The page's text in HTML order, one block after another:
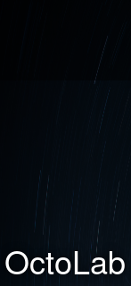
OctoLab